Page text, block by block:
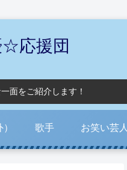
☆応援団
面をご紹介します！
歌手 お笑い芸人